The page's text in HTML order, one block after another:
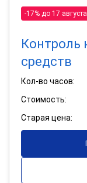
-17% до 17 августа
Контроль
средств
Кол-во часов:
Стоимость:
Старая цена: